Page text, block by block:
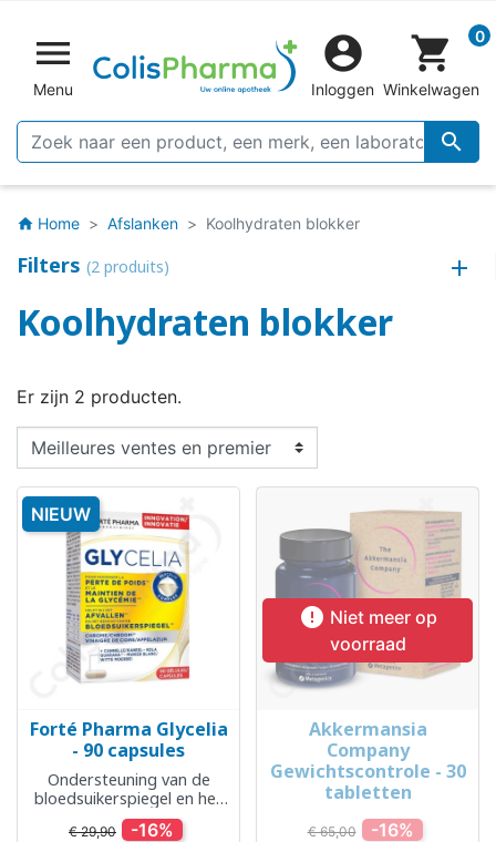

Menu


Inloggen
shopping_cart 0
Winkelwagen
home Home Afslanken Koolhydraten blokker
Filters (2 produits)
Koolhydraten blokker
Er zijn 2 producten.
Forté Pharma Glycelia
- 90 capsules
Ondersteuning van de
bloedsuikerspiegel en het
gewicht
€ 29,90 -16%
NIEUW
 Niet meer op
voorraad
Akkermansia
Company
Gewichtscontrole - 30
tabletten
€ 65,00 -16%